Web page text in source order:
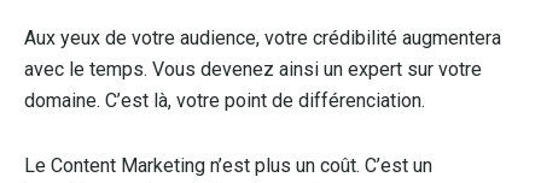
Aux yeux de votre audience, votre crédibilité augmentera
avec le temps. Vous devenez ainsi un expert sur votre
domaine. C’est là, votre point de différenciation.
Le Content Marketing n’est plus un coût. C’est un